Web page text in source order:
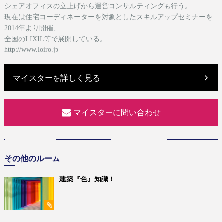
シェアオフィスの立上げから運営コンサルティングも行う。
現在は住宅コーディネーターを対象としたスキルアップセミナーを
2014年より開催、
全国のLIXIL等で展開している。
http://www.loiro.jp
マイスターを詳しく見る
マイスターに問い合わせ
その他のルーム
建築『色』知識！